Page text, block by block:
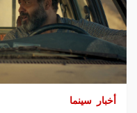
أخبار سينما